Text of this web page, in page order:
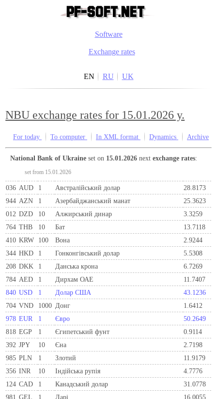
Software
Exchange rates
EN RU UK
NBU exchange rates for 15.01.2026 y.
For today To computer In XML format Dynamics Archive
National Bank of Ukraine set on 15.01.2026 nextexchange rates:
set from 15.01.2026
036 AUD 1 Австралійський долар
28.8173
944 AZN 1 Азербайджанський манат
25.3623
012 DZD 10 Алжирський динар
3.3259
764 THB 10 Бат
13.7118
410 KRW 100 Вона
2.9244
344 HKD 1 Гонконгівський долар
5.5308
208 DKK 1 Данська крона
6.7269
784 AED 1 Дирхам ОАЕ
11.7407
840 USD 1 Долар США
43.1236
704 VND 1000 Донг
1.6412
978 EUR 1 Євро
50.2649
818 EGP 1 Єгипетський фунт
0.9114
392 JPY 10 Єна
2.7198
985 PLN 1 Злотий
11.9179
356 INR 10 Індійська рупія
4.7776
124 CAD 1 Канадський долар
31.0778
981 GEL 1 Ларi
16.0055